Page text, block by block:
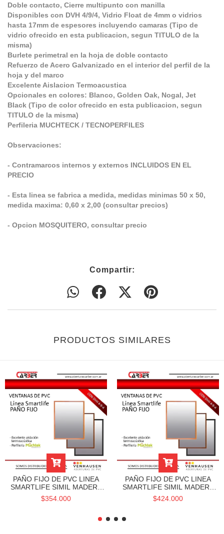
Doble contacto, Cierre multipunto con manilla
Disponibles con DVH 4/9/4, Vidrio Float de 4mm o vidrios
hasta 17mm de espesores incluyendo camaras (Tipo de
vidrio ofrecido en esta publicacion, segun TITULO de la
misma)
Burlete perimetral en la hoja de doble contacto
Refuerzo de Acero Galvanizado en el interior del perfil de la
hoja y del marco
Excelente Aislacion Termoacustica
Opcionales en colores: Blanco, Golden Oak, Nogal, Jet
Black (Tipo de color ofrecido en esta publicacion, segun
TITULO de la misma)
Perfileria MUCHTECK / TECNOPERFILES
Observaciones:
- Contramarcos internos y externos INCLUIDOS EN EL
PRECIO
- Esta linea se fabrica a medida, medidas minimas 50 x 50,
medida maxima: 0,60 x 2,00 (consultar precios)
- Opcion MOSQUITERO, consultar precio
Compartir:
PRODUCTOS SIMILARES
PAÑO FIJO DE PVC LINEA
SMARTLIFE SIMIL MADERA
Y NEGRO DE 0,60 X 1,50
DVH Y CONTRAMARCOS
$354.000
PAÑO FIJO DE PVC LINEA
SMARTLIFE SIMIL MADERA
Y NEGRO DE 1,50 X 0,90
DVH Y CONTRAMARCOS
$424.000